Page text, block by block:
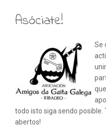
Asóciate!
Se
todo isto siga sendo
abertos!